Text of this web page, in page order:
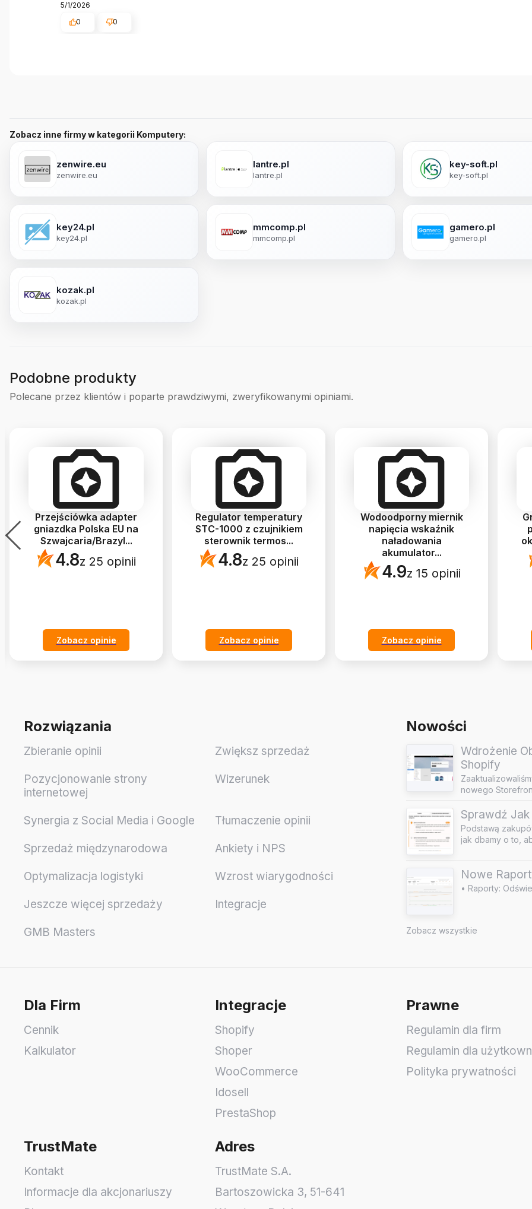
5/1/2026
0
0
Zobacz inne firmy w kategorii Komputery:
zenwire.eu
zenwire.eu
lantre.pl
lantre.pl
key-soft.pl
key-soft.pl
key24.pl
key24.pl
mmcomp.pl
mmcomp.pl
gamero.pl
gamero.pl
kozak.pl
kozak.pl
Podobne produkty
Polecane przez klientów i poparte prawdziwymi, zweryfikowanymi opiniami.
Przejściówka adapter
gniazdka Polska EU na
Szwajcaria/Brazyl...
4.8z 25 opinii
Zobacz opinie
Regulator temperatury
STC-1000 z czujnikiem
sterownik termos...
4.8z 25 opinii
Zobacz opinie
Wodoodporny miernik
napięcia wskaźnik
naładowania
akumulator...
4.9z 15 opinii
Zobacz opinie
Rozwiązania
Zbieranie opinii Zwiększ sprzedaż
Pozycjonowanie strony
internetowej
Wizerunek
Synergia z Social Media i Google Tłumaczenie opinii
Sprzedaż międzynarodowa Ankiety i NPS
Optymalizacja logistyki Wzrost wiarygodności
Jeszcze więcej sprzedaży Integracje
GMB Masters
Nowości
Wdrożenie
Shopify
nowego
Sprawdź Jak
Podstawą
jak dbamy o to,
Nowe
• Raporty:
Zobacz wszystkie
Dla Firm
Cennik
Kalkulator
Integracje
Shopify
Shoper
WooCommerce
Idosell
PrestaShop
Prawne
Regulamin dla firm
Regulamin dla
Polityka prywatności
TrustMate
Kontakt
Informacje dla akcjonariuszy
Adres
TrustMate S.A.
Bartoszowicka 3, 51-641